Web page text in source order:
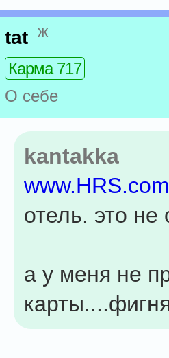
tat ж
Карма 717
О себе
kantakka
www.HRS.com
отель. это не
а у меня не